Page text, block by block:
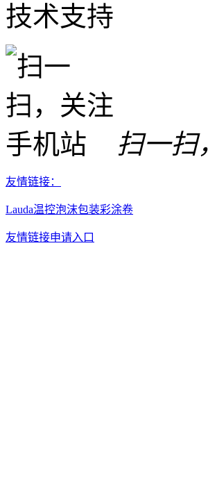
技术支持
扫一扫
友情链接：
Lauda温控泡沫包装彩涂卷
友情链接申请入口